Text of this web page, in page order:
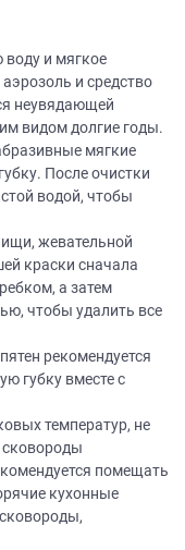
воду и мягкое
и средство
неувядающей
видом долгие годы.
мягкие
После очистки
водой, чтобы
жевательной
краски сначала
а затем
чтобы удалить все
рекомендуется
губку вместе с
температур, не
сковороды
помещать
кухонные